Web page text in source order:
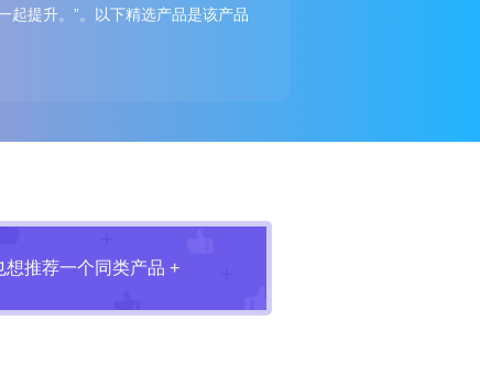
起提升。”。以下精选产品是该产品
想推荐一个同类产品 +